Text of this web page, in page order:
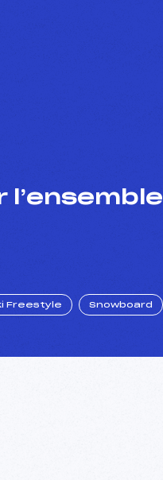
Freestyle Snowboard